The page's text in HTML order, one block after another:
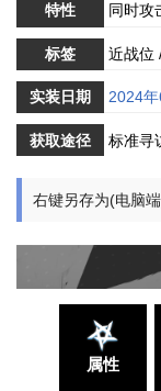
特性 同时攻
标签 近战位
实装日期 2024
获取途径 标准寻
右键另存为(电脑
属性